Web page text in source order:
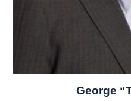
George